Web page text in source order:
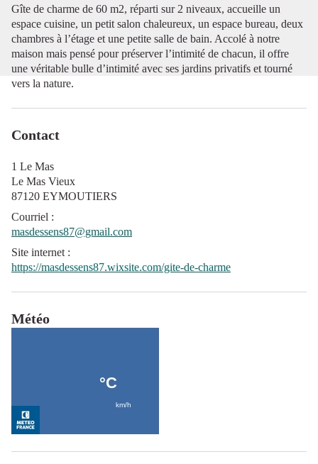
Gîte de charme de 60 m2, réparti sur 2 niveaux, accueille un
espace cuisine, un petit salon chaleureux, un espace bureau, deux
chambres à l’étage et une petite salle de bain. Accolé à notre
maison mais pensé pour préserver l’intimité de chacun, il offre
une véritable bulle d’intimité avec ses jardins privatifs et tourné
vers la nature.
Contact
1 Le Mas
Le Mas Vieux
87120 EYMOUTIERS
Courriel :
masdessens87@gmail.com
Site internet :
https://masdessens87.wixsite.com/gite-de-charme
Météo